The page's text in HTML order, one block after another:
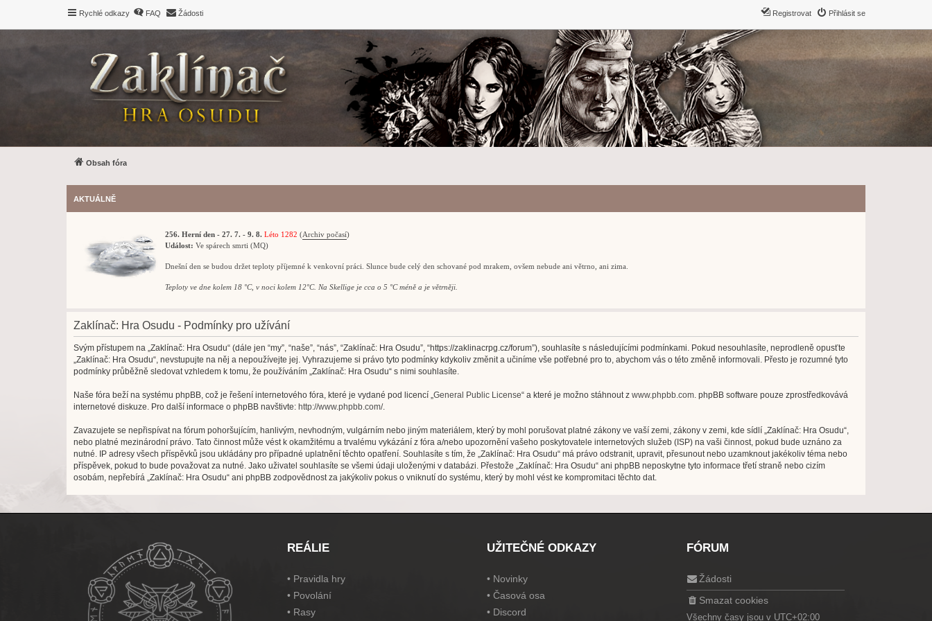
Rychlé odkazy FAQ Žádosti Přihlásit se
Registrovat
Obsah fóra
AKTUÁLNĚ
256. Herní den - 27. 7. - 9. 8. Léto 1282 (Archiv počasí)
Událost: Ve spárech smrti (MQ)
Dnešní den se budou držet teploty příjemné k venkovní práci. Slunce bude celý den schované pod mrakem, ovšem nebude ani větrno, ani zima.
Teploty ve dne kolem 18 °C, v noci kolem 12°C. Na Skellige je cca o 5 °C méně a je větrněji.
Zaklínač: Hra Osudu - Podmínky pro užívání
Svým přístupem na „Zaklínač: Hra Osudu“ (dále jen “my”, “naše”, “nás”, “Zaklínač: Hra Osudu”, “https://zaklinacrpg.cz/forum”), souhlasíte s následujícími podmínkami. Pokud nesouhlasíte, neprodleně opusťte
„Zaklínač: Hra Osudu“, nevstupujte na něj a nepoužívejte jej. Vyhrazujeme si právo tyto podmínky kdykoliv změnit a učiníme vše potřebné pro to, abychom vás o této změně informovali. Přesto je rozumné tyto
podmínky průběžně sledovat vzhledem k tomu, že používáním „Zaklínač: Hra Osudu“ s nimi souhlasíte.
Naše fóra beží na systému phpBB, což je řešení internetového fóra, které je vydané pod licencí „General Public License“ a které je možno stáhnout z www.phpbb.com. phpBB software pouze zprostředkovává
internetové diskuze. Pro další informace o phpBB navštivte: http://www.phpbb.com/.
Zavazujete se nepřispívat na fórum pohoršujícím, hanlivým, nevhodným, vulgárním nebo jiným materiálem, který by mohl porušovat platné zákony ve vaší zemi, zákony v zemi, kde sídlí „Zaklínač: Hra Osudu“,
nebo platné mezinárodní právo. Tato činnost může vést k okamžitému a trvalému vykázání z fóra a/nebo upozornění vašeho poskytovatele internetových služeb (ISP) na vaši činnost, pokud bude uznáno za
nutné. IP adresy všech příspěvků jsou ukládány pro případné uplatnění těchto opatření. Souhlasíte s tím, že „Zaklínač: Hra Osudu“ má právo odstranit, upravit, přesunout nebo uzamknout jakékoliv téma nebo
příspěvek, pokud to bude považovat za nutné. Jako uživatel souhlasíte se všemi údaji uloženými v databázi. Přestože „Zaklínač: Hra Osudu“ ani phpBB neposkytne tyto informace třetí straně nebo cizím
osobám, nepřebírá „Zaklínač: Hra Osudu“ ani phpBB zodpovědnost za jakýkoliv pokus o vniknutí do systému, který by mohl vést ke kompromitaci těchto dat.
REÁLIE
• Pravidla hry
• Povolání
• Rasy
UŽITEČNÉ ODKAZY
• Novinky
• Časová osa
• Discord
FÓRUM
Žádosti
Smazat cookies
Všechny časy jsou v UTC+02:00